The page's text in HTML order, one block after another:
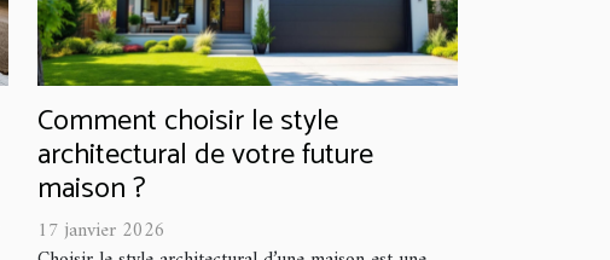
Comment choisir le style
architectural de votre future
maison ?
17 janvier 2026